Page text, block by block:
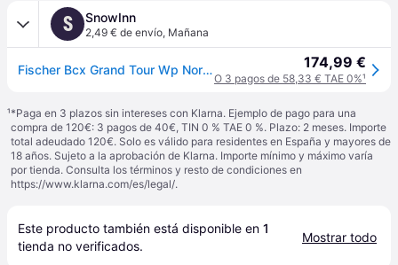
S SnowInn
2,49 € de envío, Mañana
Fischer Bcx Grand Tour Wp Nordic Backcountry Boots Negro 25.0 Hombre 174,99 €
O 3 pagos de 58,33 € TAE 0%¹
¹*Paga en 3 plazos sin intereses con Klarna. Ejemplo de pago para una
compra de 120€: 3 pagos de 40€, TIN 0 % TAE 0 %. Plazo: 2 meses. Importe
total adeudado 120€. Solo es válido para residentes en España y mayores de
18 años. Sujeto a la aprobación de Klarna. Importe mínimo y máximo varía
por tienda. Consulta los términos y resto de condiciones en
https://www.klarna.com/es/legal/.
Este producto también está disponible en 1
tienda no verificados.
Mostrar todo